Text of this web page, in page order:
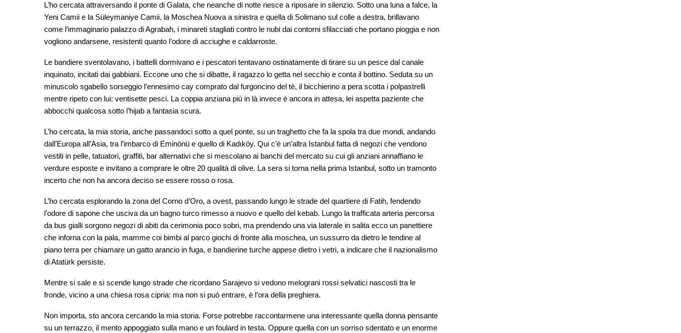
L’ho cercata attraversando il ponte di Galata, che neanche di notte riesce a riposare in silenzio. Sotto una luna a falce, la
Yeni Camii e la Süleymaniye Camii, la Moschea Nuova a sinistra e quella di Solimano sul colle a destra, brillavano
come l’immaginario palazzo di Agrabah, i minareti stagliati contro le nubi dai contorni sfilacciati che portano pioggia e non
vogliono andarsene, resistenti quanto l’odore di acciughe e caldarroste.
Le bandiere sventolavano, i battelli dormivano e i pescatori tentavano ostinatamente di tirare su un pesce dal canale
inquinato, incitati dai gabbiani. Eccone uno che si dibatte, il ragazzo lo getta nel secchio e conta il bottino. Seduta su un
minuscolo sgabello sorseggio l’ennesimo cay comprato dal furgoncino del tè, il bicchierino a pera scotta i polpastrelli
mentre ripeto con lui: ventisette pesci. La coppia anziana più in là invece è ancora in attesa, lei aspetta paziente che
abbocchi qualcosa sotto l’hijab a fantasia scura.
L’ho cercata, la mia storia, anche passandoci sotto a quel ponte, su un traghetto che fa la spola tra due mondi, andando
dall’Europa all’Asia, tra l’imbarco di Eminönü e quello di Kadıköy. Qui c’è un’altra Istanbul fatta di negozi che vendono
vestiti in pelle, tatuatori, graffiti, bar alternativi che si mescolano ai banchi del mercato su cui gli anziani annaffiano le
verdure esposte e invitano a comprare le oltre 20 qualità di olive. La sera si torna nella prima Istanbul, sotto un tramonto
incerto che non ha ancora deciso se essere rosso o rosa.
L’ho cercata esplorando la zona del Corno d’Oro, a ovest, passando lungo le strade del quartiere di Fatih, fendendo
l’odore di sapone che usciva da un bagno turco rimesso a nuovo e quello del kebab. Lungo la trafficata arteria percorsa
da bus gialli sorgono negozi di abiti da cerimonia poco sobri, ma prendendo una via laterale in salita ecco un panettiere
che inforna con la pala, mamme coi bimbi al parco giochi di fronte alla moschea, un sussurro da dietro le tendine al
piano terra per chiamare un gatto arancio in fuga, e bandierine turche appese dietro i vetri, a indicare che il nazionalismo
di Atatürk persiste.
Mentre si sale e si scende lungo strade che ricordano Sarajevo si vedono melograni rossi selvatici nascosti tra le
fronde, vicino a una chiesa rosa cipria: ma non si può entrare, è l’ora della preghiera.
Non importa, sto ancora cercando la mia storia. Forse potrebbe raccontarmene una interessante quella donna pensante
su un terrazzo, il mento appoggiato sulla mano e un foulard in testa. Oppure quella con un sorriso sdentato e un enorme